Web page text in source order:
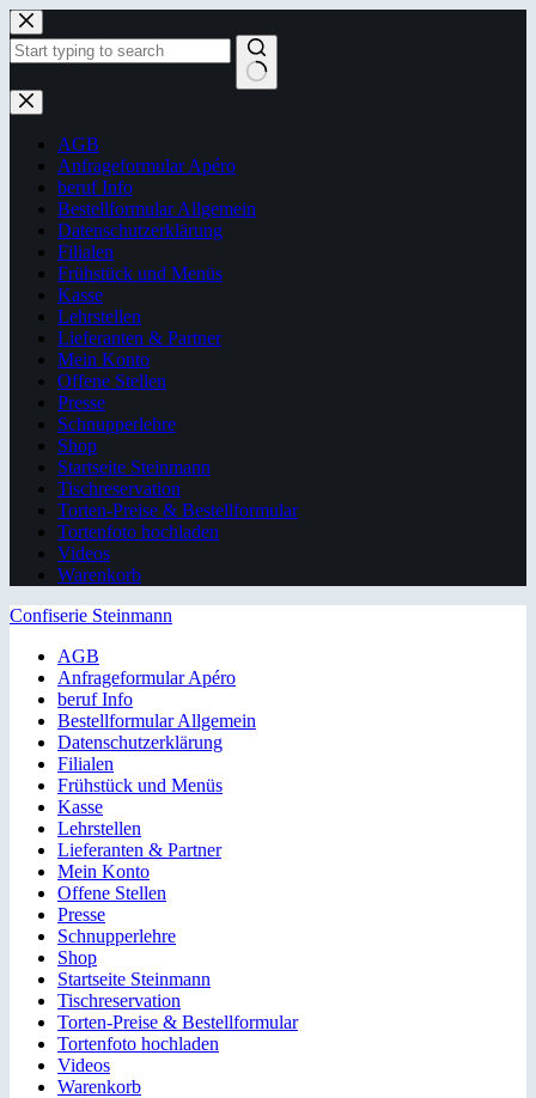
Zum
Inhalt
springen
Keine
Ergebnisse
AGB
Anfrageformular Apéro
beruf Info
Bestellformular Allgemein
Datenschutzerklärung
Filialen
Frühstück und Menüs
Kasse
Lehrstellen
Lieferanten & Partner
Mein Konto
Offene Stellen
Presse
Schnupperlehre
Shop
Startseite Steinmann
Tischreservation
Torten-Preise & Bestellformular
Tortenfoto hochladen
Videos
Warenkorb
Confiserie Steinmann
AGB
Anfrageformular Apéro
beruf Info
Bestellformular Allgemein
Datenschutzerklärung
Filialen
Frühstück und Menüs
Kasse
Lehrstellen
Lieferanten & Partner
Mein Konto
Offene Stellen
Presse
Schnupperlehre
Shop
Startseite Steinmann
Tischreservation
Torten-Preise & Bestellformular
Tortenfoto hochladen
Videos
Warenkorb